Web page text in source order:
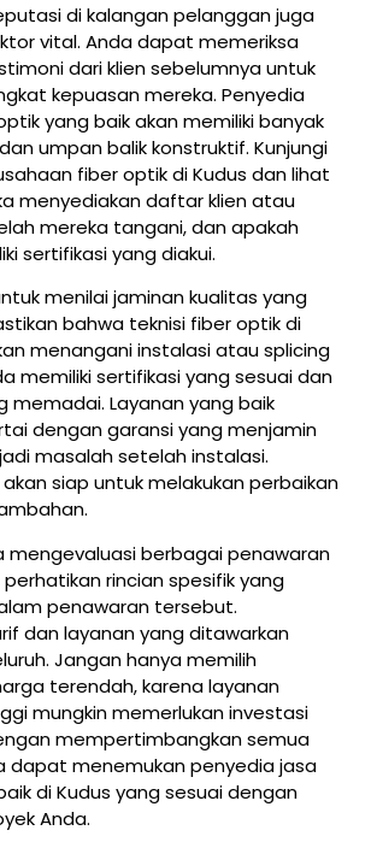
di kalangan pelanggan juga
vital. Anda dapat memeriksa
dari klien sebelumnya untuk
kepuasan mereka. Penyedia
yang baik akan memiliki banyak
umpan balik konstruktif. Kunjungi
fiber optik di Kudus dan lihat
menyediakan daftar klien atau
mereka tangani, dan apakah
sertifikasi yang diakui.
menilai jaminan kualitas yang
bahwa teknisi fiber optik di
menangani instalasi atau splicing
memiliki sertifikasi yang sesuai dan
memadai. Layanan yang baik
dengan garansi yang menjamin
masalah setelah instalasi.
siap untuk melakukan perbaikan
mengevaluasi berbagai penawaran
rincian spesifik yang
penawaran tersebut.
dan layanan yang ditawarkan
Jangan hanya memilih
terendah, karena layanan
mungkin memerlukan investasi
mempertimbangkan semua
dapat menemukan penyedia jasa
di Kudus yang sesuai dengan
Anda.